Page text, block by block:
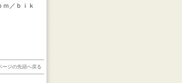
ｍ／ｂｉｋ
ージの先頭へ戻る